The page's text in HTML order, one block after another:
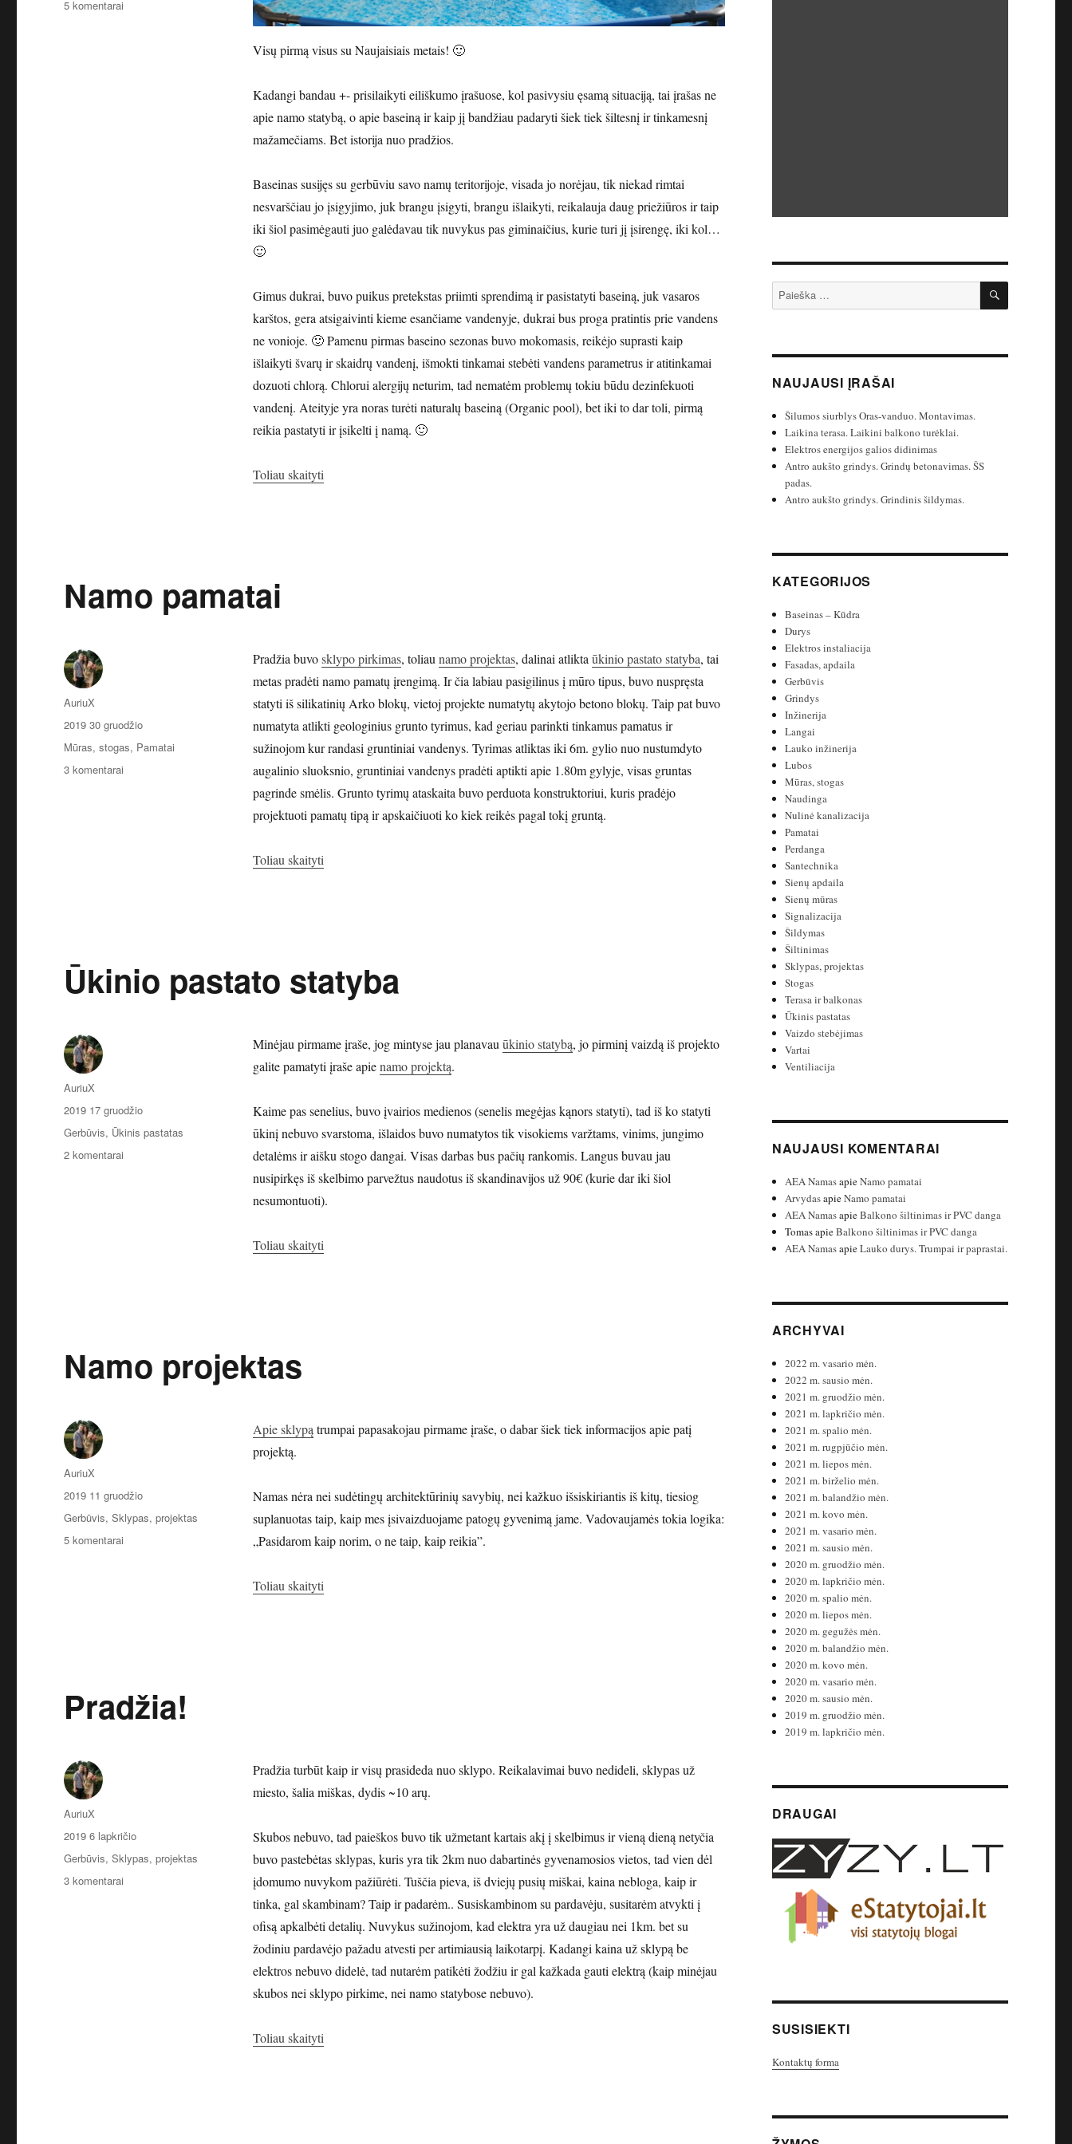
Visų pirmą visus su Naujaisiais metais! 🙂
Kadangi bandau +- prisilaikyti eiliškumo įrašuose, kol pasivysiu ęsamą situaciją, tai įrašas ne
apie namo statybą, o apie baseiną ir kaip jį bandžiau padaryti šiek tiek šiltesnį ir tinkamesnį
mažamečiams. Bet istorija nuo pradžios.
Baseinas susijęs su gerbūviu savo namų teritorijoje, visada jo norėjau, tik niekad rimtai
nesvarščiau jo įsigyjimo, juk brangu įsigyti, brangu išlaikyti, reikalauja daug priežiūros ir taip
iki šiol pasimėgauti juo galėdavau tik nuvykus pas giminaičius, kurie turi jį įsirengę, iki kol…
🙂
Gimus dukrai, buvo puikus pretekstas priimti sprendimą ir pasistatyti baseiną, juk vasaros
karštos, gera atsigaivinti kieme esančiame vandenyje, dukrai bus proga pratintis prie vandens
ne vonioje. 🙂 Pamenu pirmas baseino sezonas buvo mokomasis, reikėjo suprasti kaip
išlaikyti švarų ir skaidrų vandenį, išmokti tinkamai stebėti vandens parametrus ir atitinkamai
dozuoti chlorą. Chlorui alergijų neturim, tad nematėm problemų tokiu būdu dezinfekuoti
vandenį. Ateityje yra noras turėti naturalų baseiną (Organic pool), bet iki to dar toli, pirmą
reikia pastatyti ir įsikelti į namą. 🙂
Toliau skaityti„Baseinas. Saulės kolektorius. Pirma dalis.”
5 komentarai
Namo pamatai
Pradžia buvosklypo pirkimas, toliau namo projektas, dalinai atlikta ūkinio pastato statyba, tai
metas pradėti namo pamatų įrengimą. Ir čia labiau pasigilinus į mūro tipus, buvo nuspręsta
statyti iš silikatinių Arko blokų, vietoj projekte numatytų akytojo betono blokų. Taip pat buvo
numatyta atlikti geologinius grunto tyrimus, kad geriau parinkti tinkamus pamatus ir
sužinojom kur randasi gruntiniai vandenys. Tyrimas atliktas iki 6m. gylio nuo nustumdyto
augalinio sluoksnio, gruntiniai vandenys pradėti aptikti apie 1.80m gylyje, visas gruntas
pagrinde smėlis. Grunto tyrimų ataskaita buvo perduota konstruktoriui, kuris pradėjo
projektuoti pamatų tipą ir apskaičiuoti ko kiek reikės pagal tokį gruntą.
Toliau skaityti„Namo pamatai”
Autorius
AuriuX
Paskelbta
2019 30 gruodžio
Kategorijos
Mūras, stogas, Pamatai
3 komentarai
Ūkinio pastato statyba
Minėjau pirmame įraše, jog mintyse jau planavau ūkinio statybą, jo pirminį vaizdą iš projekto
galite pamatyti įraše apienamo projektą.
Kaime pas senelius, buvo įvairios medienos (senelis megėjas kąnors statyti), tad iš ko statyti
ūkinį nebuvo svarstoma, išlaidos buvo numatytos tik visokiems varžtams, vinims, jungimo
detalėms ir aišku stogo dangai. Visas darbas bus pačių rankomis. Langus buvau jau
nusipirkęs iš skelbimo parvežtus naudotus iš skandinavijos už 90€ (kurie dar iki šiol
nesumontuoti).
Toliau skaityti„Ūkinio pastato statyba”
Autorius
AuriuX
Paskelbta
2019 17 gruodžio
Kategorijos
Gerbūvis, Ūkinis pastatas
2 komentarai
Namo projektas
Apie sklypą trumpai papasakojau pirmame įraše, o dabar šiek tiek informacijos apie patį
projektą.
Namas nėra nei sudėtingų architektūrinių savybių, nei kažkuo išsiskiriantis iš kitų, tiesiog
suplanuotas taip, kaip mes įsivaizduojame patogų gyvenimą jame. Vadovaujamės tokia logika:
„Pasidarom kaip norim, o ne taip, kaip reikia”.
Toliau skaityti„Namo projektas”
Autorius
AuriuX
Paskelbta
2019 11 gruodžio
Kategorijos
Gerbūvis,Sklypas, projektas
5 komentarai
Pradžia!
Pradžia turbūt kaip ir visų prasideda nuo sklypo. Reikalavimai buvo nedideli, sklypas už
miesto, šalia miškas, dydis ~10 arų.
Skubos nebuvo, tad paieškos buvo tik užmetant kartais akį į skelbimus ir vieną dieną netyčia
buvo pastebėtas sklypas, kuris yra tik 2km nuo dabartinės gyvenamosios vietos, tad vien dėl
įdomumo nuvykom pažiūrėti. Tuščia pieva, iš dviejų pusių miškai, kaina nebloga, kaip ir
tinka, gal skambinam? Taip ir padarėm.. Susiskambinom su pardavėju, susitarėm atvykti į
ofisą apkalbėti detalių. Nuvykus sužinojom, kad elektra yra už daugiau nei 1km. bet su
žodiniu pardavėjo pažadu atvesti per artimiausią laikotarpį. Kadangi kaina už sklypą be
elektros nebuvo didelė, tad nutarėm patikėti žodžiu ir gal kažkada gauti elektrą (kaip minėjau
skubos nei sklypo pirkime, nei namo statybose nebuvo).
Toliau skaityti„Pradžia!”
Autorius
AuriuX
Paskelbta
2019 6 lapkričio
Kategorijos
Gerbūvis,Sklypas, projektas
3 komentarai
Ieškoti: IEŠKOTI
NAUJAUSI ĮRAŠAI
Šilumos siurblys Oras-vanduo. Montavimas.
Laikina terasa. Laikini balkono turėklai.
Elektros energijos galios didinimas
Antro aukšto grindys. Grindų betonavimas. ŠS
padas.
Antro aukšto grindys. Grindinis šildymas.
KATEGORIJOS
Baseinas – Kūdra
Durys
Elektros instaliacija
Fasadas, apdaila
Gerbūvis
Grindys
Inžinerija
Langai
Lauko inžinerija
Lubos
Mūras, stogas
Naudinga
Nulinė kanalizacija
Pamatai
Perdanga
Santechnika
Sienų apdaila
Sienų mūras
Signalizacija
Šildymas
Šiltinimas
Sklypas, projektas
Stogas
Terasa ir balkonas
Ūkinis pastatas
Vaizdo stebėjimas
Vartai
Ventiliacija
NAUJAUSI KOMENTARAI
AEA NamasapieNamo pamatai
ArvydasapieNamo pamatai
AEA NamasapieBalkono šiltinimas ir PVC danga
TomasapieBalkono šiltinimas ir PVC danga
AEA NamasapieLauko durys. Trumpai ir paprastai.
ARCHYVAI
2022 m. vasario mėn.
2022 m. sausio mėn.
2021 m. gruodžio mėn.
2021 m. lapkričio mėn.
2021 m. spalio mėn.
2021 m. rugpjūčio mėn.
2021 m. liepos mėn.
2021 m. birželio mėn.
2021 m. balandžio mėn.
2021 m. kovo mėn.
2021 m. vasario mėn.
2021 m. sausio mėn.
2020 m. gruodžio mėn.
2020 m. lapkričio mėn.
2020 m. spalio mėn.
2020 m. liepos mėn.
2020 m. gegužės mėn.
2020 m. balandžio mėn.
2020 m. kovo mėn.
2020 m. vasario mėn.
2020 m. sausio mėn.
2019 m. gruodžio mėn.
2019 m. lapkričio mėn.
DRAUGAI
SUSISIEKTI
Kontaktų forma